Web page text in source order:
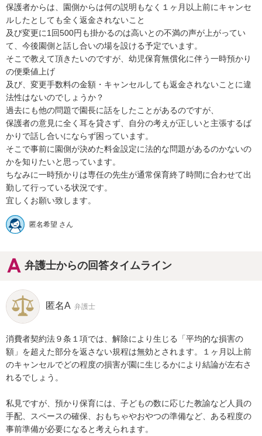
保護者からは、園側からは何の説明もなく１ヶ月以上前にキャンセ
ルしたとしても全く返金されないこと
及び変更に1回500円も掛かるのは高いとの不満の声が上がってい
て、今後園側と話し合いの場を設ける予定でいます。
そこで教えて頂きたいのですが、幼児保育無償化に伴う一時預かり
の便乗値上げ
及び、変更手数料の金額・キャンセルしても返金されないことに違
法性はないのでしょうか？
過去にも他の問題で園長に話をしたことがあるのですが、
保護者の意見に全く耳を貸さず、自分の考えが正しいと主張するば
かりで話し合いにならず困っています。
そこで事前に園側が決めた料金設定に法的な問題があるのかないの
かを知りたいと思っています。
ちなみに一時預かりは専任の先生が通常保育終了時間に合わせて出
勤して行っている状況です。
宜しくお願い致します。
匿名希望 さん
弁護士からの回答タイムライン
匿名A 弁護士
消費者契約法９条１項では、解除により生じる「平均的な損害の
額」を超えた部分を返さない規程は無効とされます。１ヶ月以上前
のキャンセルでどの程度の損害が園に生じるかにより結論が左右さ
れるでしょう。
私見ですが、預かり保育には、子どもの数に応じた教諭など人員の
手配、スペースの確保、おもちゃやおやつの準備など、ある程度の
事前準備が必要になると考えられます。